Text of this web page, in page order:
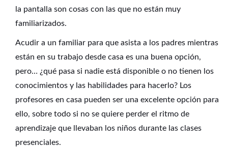
la pantalla son cosas con las que no están muy
familiarizados.
Acudir a un familiar para que asista a los padres mientras
están en su trabajo desde casa es una buena opción,
pero… ¿qué pasa si nadie está disponible o no tienen los
conocimientos y las habilidades para hacerlo? Los
profesores en casa pueden ser una excelente opción para
ello, sobre todo si no se quiere perder el ritmo de
aprendizaje que llevaban los niños durante las clases
presenciales.